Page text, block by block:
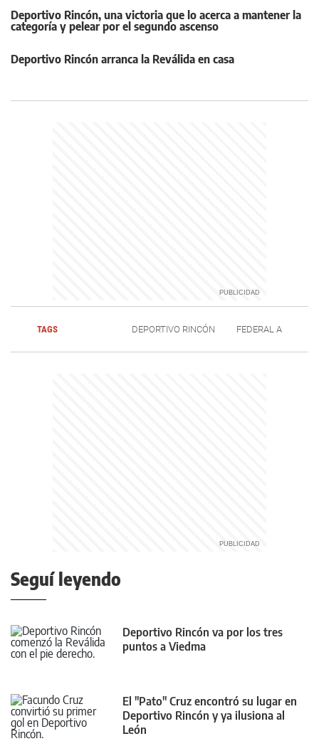
Deportivo Rincón, una victoria que lo acerca a mantener la
categoría y pelear por el segundo ascenso
Deportivo Rincón arranca la Reválida en casa
TAGS DEPORTIVO RINCÓN FEDERAL A
Seguí leyendo
Deportivo Rincón va por los tres
puntos a Viedma
El "Pato" Cruz encontró su lugar en
Deportivo Rincón y ya ilusiona al
León